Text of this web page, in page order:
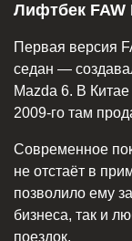
Лифтбек FAW
Первая версия
седан —
Mazda 6. В
2009-го там
Современное
не отстаёт в
позволило ему
бизнеса, так и
поездок.